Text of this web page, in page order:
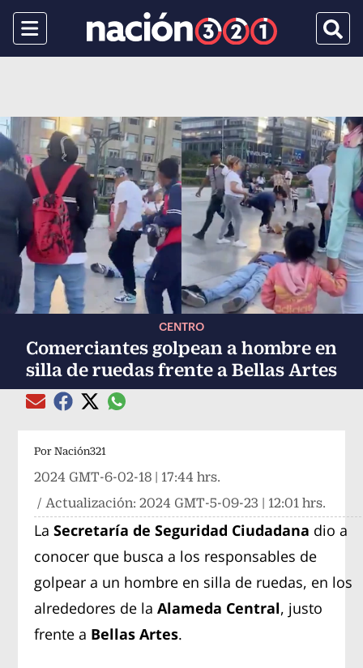
Menu
CENTRO
Comerciantes golpean a hombre en
silla de ruedas frente a Bellas Artes
Compartir el artículo actual mediante Email
Compartir el artículo actual mediante Facebook
Compartir el artículo actual mediante Twitter
Compartir el artículo actual mediante
Por Nación321
2024 GMT-6-02-18 | 17:44 hrs.
/ Actualización:2024 GMT-5-09-23 | 12:01 hrs.
LaSecretaría de Seguridad Ciudadana dio a
conocer que busca a los responsables de
golpear a un hombre en silla de ruedas, en los
alrededores de laAlameda Central, justo
frente a Bellas Artes.